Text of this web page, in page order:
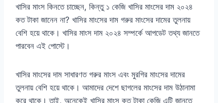
খাসির মাংস কিনতে চাচ্ছেন, কিন্তু ১ কেজি খাসির মাংসের দাম ২০২৪
কত টাকা জানেন না? খাসির মাংসের দাম গরুর মাংসের দামের তুলনায়
বেশি হয়ে থাকে। খাসির মাংস দাম ২০২৪ সম্পর্কে আপডেট তথ্য জানতে
পারবেন এই পোস্টে।
খাসির মাংসের দাম সাধারণত গরুর মাংস এবং মুরগির মাংসের দামের
তুলনায় বেশি হয়ে থাকে। আমাদের দেশে ছাগলের মাংসের দাম উঠানামা
করে থাকে। তাই, অনেকেই খাসির মাংস কত টাকা কেজি এটি জানতে